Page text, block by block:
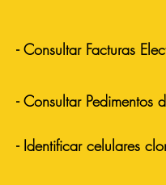
- Consultar Facturas
- Consultar Pedimentos
- Identificar celulares